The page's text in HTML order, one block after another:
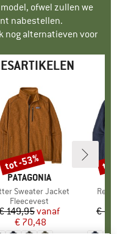
ofwel zullen we
nabestellen.
nog alternatieven voor
MERK
PATAGONIA
Sweater Jacket
Productgroep
Fleecevest
Prijs
149,95Verlaagde prijs
vanaf
€ 70,48
Korting
tot -53%
€
tot